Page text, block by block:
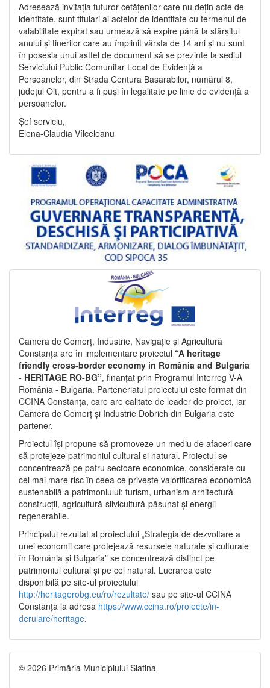
Adresează invitația tuturor cetățenilor care nu dețin acte de
identitate, sunt titulari ai actelor de identitate cu termenul de
valabilitate expirat sau urmează să expire până la sfârșitul
anului și tinerilor care au împlinit vârsta de 14 ani și nu sunt
în posesia unui astfel de document să se prezinte la sediul
Serviciului Public Comunitar Local de Evidență a
Persoanelor, din Strada Centura Basarabilor, numărul 8,
județul Olt, pentru a fi puși în legalitate pe linie de evidență a
persoanelor.
Șef serviciu,
Elena-Claudia Vîlceleanu
Camera de Comerț, Industrie, Navigație și Agricultură
Constanța are în implementare proiectul “A heritage
friendly cross-border economy in România and Bulgaria
- HERITAGE RO-BG”, finanțat prin Programul Interreg V-A
România - Bulgaria. Parteneriatul proiectului este format din
CCINA Constanța, care are calitate de leader de proiect, iar
Camera de Comerț și Industrie Dobrich din Bulgaria este
partener.
Proiectul își propune să promoveze un mediu de afaceri care
să protejeze patrimoniul cultural și natural. Proiectul se
concentrează pe patru sectoare economice, considerate cu
cel mai mare risc în ceea ce privește valorificarea economică
sustenabilă a patrimoniului: turism, urbanism-arhitectură-
construcții, agricultură-silvicultură-pășunat și energii
regenerabile.
Principalul rezultat al proiectului „Strategia de dezvoltare a
unei economii care protejează resursele naturale și culturale
în România și Bulgaria” se concentrează distinct pe
patrimoniul cultural și pe cel natural. Lucrarea este
disponibilă pe site-ul proiectului
http://heritagerobg.eu/ro/rezultate/ sau pe site-ul CCINA
Constanța la adresa https://www.ccina.ro/proiecte/in-
derulare/heritage.
© 2026 Primăria Municipiului Slatina